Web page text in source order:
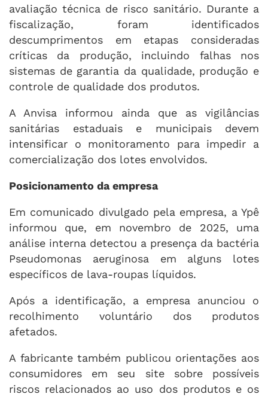
avaliação técnica de risco sanitário. Durante a
fiscalização, foram identificados
descumprimentos em etapas consideradas
críticas da produção, incluindo falhas nos
sistemas de garantia da qualidade, produção e
controle de qualidade dos produtos.
A Anvisa informou ainda que as vigilâncias
sanitárias estaduais e municipais devem
intensificar o monitoramento para impedir a
comercialização dos lotes envolvidos.
Posicionamento da empresa
Em comunicado divulgado pela empresa, a Ypê
informou que, em novembro de 2025, uma
análise interna detectou a presença da bactéria
Pseudomonas aeruginosa em alguns lotes
específicos de lava-roupas líquidos.
Após a identificação, a empresa anunciou o
recolhimento voluntário dos produtos
afetados.
A fabricante também publicou orientações aos
consumidores em seu site sobre possíveis
riscos relacionados ao uso dos produtos e os